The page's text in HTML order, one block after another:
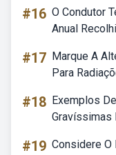
#16 O Condutor
Anual
#17 Marque A
Para
#18 Exemplos
Gravíssimas
#19 Considere O